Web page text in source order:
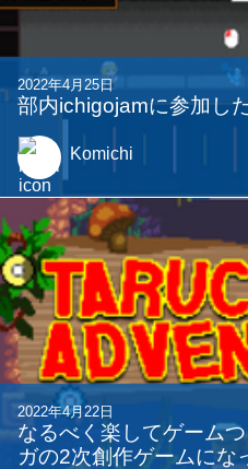
2022年4月25日
部内ichigojamに参加し
Komichi
2022年4月22日
なるべく楽してゲーム
ガの2次創作ゲームにな